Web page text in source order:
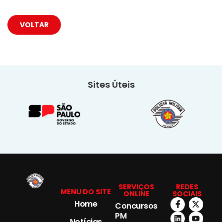
VOLTAR
Sites Úteis
MENU DO SITE
Home
SERVIÇOS
ONLINE
Concursos
PM
REDES
SOCIAIS